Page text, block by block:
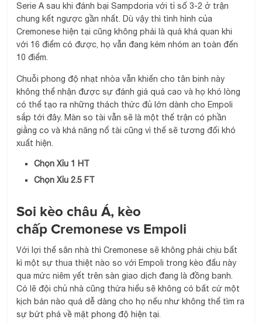
Serie A sau khi đánh bại Sampdoria với tỉ số 3-2 ở trận
chung kết ngược gần nhất. Dù vậy thì tình hình của
Cremonese hiện tại cũng không phải là quá khả quan khi
với 16 điểm có được, họ vẫn đang kém nhóm an toàn đến
10 điểm.
Chuỗi phong độ nhạt nhòa vẫn khiến cho tân binh này
không thể nhận được sự đánh giá quá cao và họ khó lòng
có thể tạo ra những thách thức đủ lớn dành cho Empoli
sắp tới đây. Màn so tài vẫn sẽ là một thế trận có phần
giằng co và khả năng nổ tài cũng vì thế sẽ tương đối khó
xuất hiện.
Chọn Xỉu 1 HT
Chọn Xỉu 2.5 FT
Soi kèo châu Á, kèo
chấp Cremonese vs Empoli
Với lợi thế sân nhà thì Cremonese sẽ không phải chịu bất
kì một sự thua thiệt nào so với Empoli trong kèo đấu này
qua mức niêm yết trên sàn giao dịch đang là đồng banh.
Có lẽ đội chủ nhà cũng thừa hiểu sẽ không có bất cứ một
kịch bản nào quá dễ dàng cho họ nếu như không thể tìm ra
sự bứt phá về mặt phong độ hiện tại.